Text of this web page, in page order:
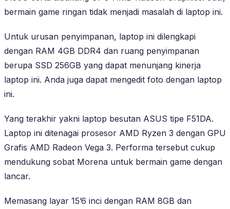
bermain game ringan tidak menjadi masalah di laptop ini.
Untuk urusan penyimpanan, laptop ini dilengkapi
dengan RAM 4GB DDR4 dan ruang penyimpanan
berupa SSD 256GB yang dapat menunjang kinerja
laptop ini. Anda juga dapat mengedit foto dengan laptop
ini.
Yang terakhir yakni laptop besutan ASUS tipe F51DA.
Laptop ini ditenagai prosesor AMD Ryzen 3 dengan GPU
Grafis AMD Radeon Vega 3. Performa tersebut cukup
mendukung sobat Morena untuk bermain game dengan
lancar.
Memasang layar 15’6 inci dengan RAM 8GB dan